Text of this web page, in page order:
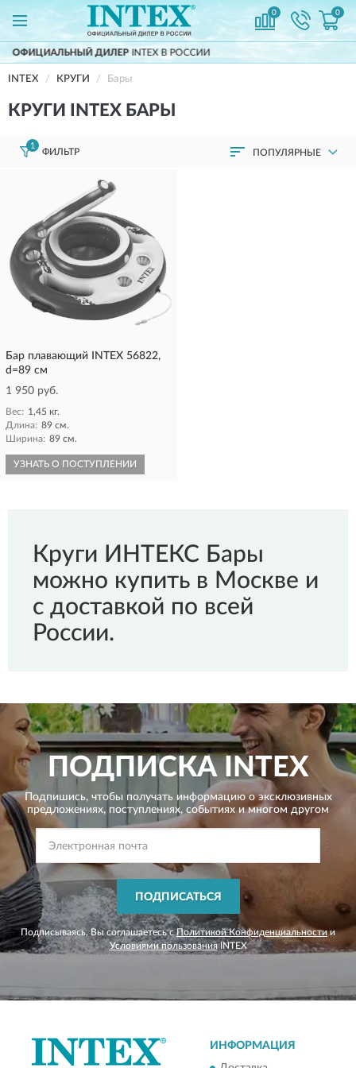
0 0
ДИЛЕРINTEX В РОССИИ
INTEX КРУГИ Бары
КРУГИ INTEX БАРЫ
1
ФИЛЬТР ПОПУЛЯРНЫЕ
Бар плавающий INTEX 56822,
d=89 см
1 950 руб.
Вес: 1,45 кг.
Длина: 89 см.
Ширина: 89 см.
УЗНАТЬ О ПОСТУПЛЕНИИ
Круги ИНТЕКС Бары
можно купить в Москве и
с доставкой по всей
России.
ПОДПИСКАINTEX
Подпишись, чтобы получать информацию о эксклюзивных
предложениях, поступлениях, событиях и многом другом
ПОДПИСАТЬСЯ
Подписываясь, Вы соглашаетесь сПолитикой Конфиденциальности и
Условиями пользованияINTEX
ИНФОРМАЦИЯ